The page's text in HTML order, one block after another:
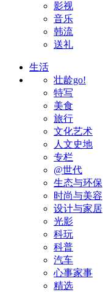
影视
音乐
韩流
送礼
生活
壮龄go!
特写
美食
旅行
文化艺术
人文史地
专栏
@世代
生态与环保
时尚与美容
设计与家居
光影
科玩
科普
汽车
心事家事
精选